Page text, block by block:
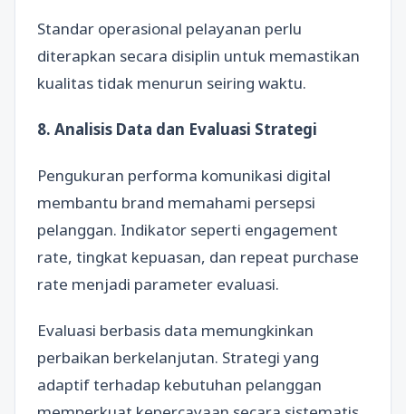
Standar operasional pelayanan perlu
diterapkan secara disiplin untuk memastikan
kualitas tidak menurun seiring waktu.
8. Analisis Data dan Evaluasi Strategi
Pengukuran performa komunikasi digital
membantu brand memahami persepsi
pelanggan. Indikator seperti engagement
rate, tingkat kepuasan, dan repeat purchase
rate menjadi parameter evaluasi.
Evaluasi berbasis data memungkinkan
perbaikan berkelanjutan. Strategi yang
adaptif terhadap kebutuhan pelanggan